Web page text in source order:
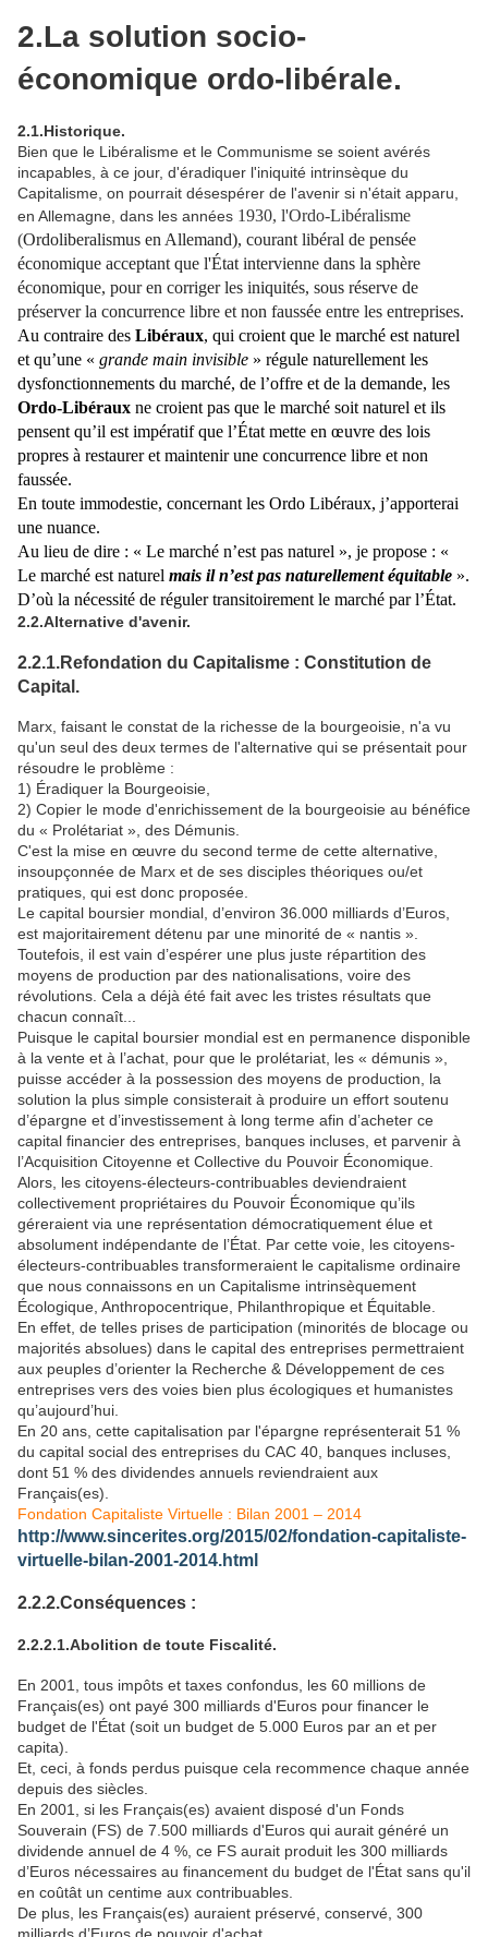
2.La solution socio-
économique ordo-libérale.
2.1.Historique.
Bien que le Libéralisme et le Communisme se soient avérés
incapables, à ce jour, d'éradiquer l'iniquité intrinsèque du
Capitalisme, on pourrait désespérer de l'avenir si n'était apparu,
en Allemagne, dans les années 1930, l'Ordo-Libéralisme
(Ordoliberalismus en Allemand), courant libéral de pensée
économique acceptant que l'État intervienne dans la sphère
économique, pour en corriger les iniquités, sous réserve de
préserver la concurrence libre et non faussée entre les entreprises.
Au contraire des Libéraux, qui croient que le marché est naturel
et qu’une « grande main invisible » régule naturellement les
dysfonctionnements du marché, de l’offre et de la demande, les
Ordo-Libéraux ne croient pas que le marché soit naturel et ils
pensent qu’il est impératif que l’État mette en œuvre des lois
propres à restaurer et maintenir une concurrence libre et non
faussée.
En toute immodestie, concernant les Ordo Libéraux, j’apporterai
une nuance.
Au lieu de dire : « Le marché n’est pas naturel », je propose : «
Le marché est naturel mais il n’est pas naturellement équitable ».
D’où la nécessité de régulertransitoirement le marché par l’État.
2.2.Alternative d'avenir.
2.2.1.Refondation du Capitalisme : Constitution de
Capital.
Marx, faisant le constat de la richesse de la bourgeoisie, n'a vu
qu'un seul des deux termes de l'alternative qui se présentait pour
résoudre le problème :
1) Éradiquer la Bourgeoisie,
2) Copier le mode d'enrichissement de la bourgeoisie au bénéfice
du « Prolétariat », des Démunis.
C'est la mise en œuvre du second terme de cette alternative,
insoupçonnée de Marx et de ses disciples théoriques ou/et
pratiques, qui est donc proposée.
Le capital boursier mondial, d’environ 36.000 milliards d’Euros,
est majoritairement détenu par une minorité de « nantis ».
Toutefois, il est vain d’espérer une plus juste répartition des
moyens de production par des nationalisations, voire des
révolutions. Cela a déjà été fait avec les tristes résultats que
chacun connaît...
Puisque le capital boursier mondial est en permanence disponible
à la vente et à l’achat, pour que le prolétariat, les « démunis »,
puisse accéder à la possession des moyens de production, la
solution la plus simple consisterait à produire un effort soutenu
d’épargne et d’investissement à long terme afin d’acheter ce
capital financier des entreprises, banques incluses, et parvenir à
l’Acquisition Citoyenne et Collective du Pouvoir Économique.
Alors, les citoyens-électeurs-contribuables deviendraient
collectivement propriétaires du Pouvoir Économique qu’ils
géreraient via une représentation démocratiquement élue et
absolument indépendante de l’État. Par cette voie, les citoyens-
électeurs-contribuables transformeraient le capitalisme ordinaire
que nous connaissons en un Capitalisme intrinsèquement
Écologique, Anthropocentrique, Philanthropique et Équitable.
En effet, de telles prises de participation (minorités de blocage ou
majorités absolues) dans le capital des entreprises permettraient
aux peuples d’orienter la Recherche & Développement de ces
entreprises vers des voies bien plus écologiques et humanistes
qu’aujourd’hui.
En 20 ans, cette capitalisation par l'épargne représenterait 51 %
du capital social des entreprises du CAC 40, banques incluses,
dont 51 % des dividendes annuels reviendraient aux
Français(es).
Fondation Capitaliste Virtuelle : Bilan 2001 – 2014
http://www.sincerites.org/2015/02/fondation-capitaliste-
virtuelle-bilan-2001-2014.html
2.2.2.Conséquences :
2.2.2.1.Abolition de toute Fiscalité.
En 2001, tous impôts et taxes confondus, les 60 millions de
Français(es) ont payé 300 milliards d'Euros pour financer le
budget de l'État (soit un budget de 5.000 Euros par an et per
capita).
Et, ceci, à fonds perdus puisque cela recommence chaque année
depuis des siècles.
En 2001, si les Français(es) avaient disposé d'un Fonds
Souverain (FS) de 7.500 milliards d'Euros qui aurait généré un
dividende annuel de 4 %, ce FS aurait produit les 300 milliards
d’Euros nécessaires au financement du budget de l'État sans qu'il
en coûtât un centime aux contribuables.
De plus, les Français(es) auraient préservé, conservé, 300